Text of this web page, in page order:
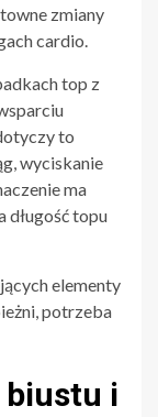
zmiany
cardio.
top z
to
wyciskanie
ma
długość topu
elementy
potrzeba
biustu i